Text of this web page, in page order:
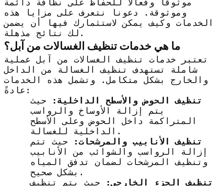
موثوقًا وفعالًا للحفاظ على نظافة دائمة
وموثوقة. دعونا نتعرف على مزايا هذه
الخدمات وكيف يمكن لاستثمارك فيها أن يضمن
لك نتائج مذهلة.
ما هي خدمات تنظيف الغسالات من آبل؟
تعتبر خدمات تنظيف الغسالات من آبل عملية
شاملة تستهدف تنظيف الغسالة من الداخل
والخارج بشكل متكامل. وتشمل هذه الخدمات
عادةً:
تنظيف الحوض والأسطح الداخلية:
حيث
يتم إزالة الأوساخ والرواسب
المتراكمة داخل الحوض وعلى الأسطح
الداخلية للغسالة.
تنظيف الأنابيب والمرشحات:
حيث تتم
إزالة الرواسب والشوائب من الأنابيب
وتنظيف المرشحات لضمان تدفق المياه
بشكل صحيح.
تنظيف الجزء الخارجي:
حيث يتم تنظيف